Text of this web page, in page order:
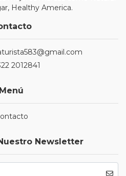
Healthy America.
2012841
Menú
Newsletter